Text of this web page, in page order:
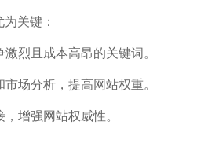
关键：
烈且成本高昂的关键词。
场分析，提高网站权重。
增强网站权威性。